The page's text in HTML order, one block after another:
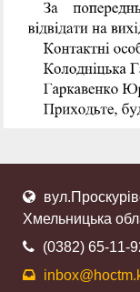
Хмельницька
(0382) 65-11-